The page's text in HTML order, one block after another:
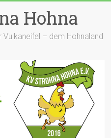
Hohna
– dem Hohnaland